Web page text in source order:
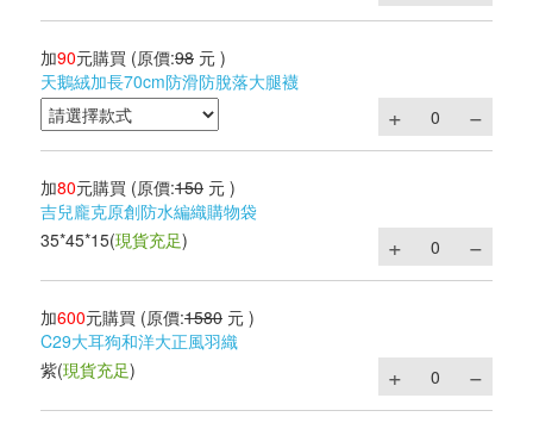
加90元購買 (原價:98 元 )
天鵝絨加長70cm防滑防脫落大腿襪
加80元購買 (原價:150 元 )
吉兒龐克原創防水編織購物袋
35*45*15(現貨充足)
加600元購買 (原價:1580 元 )
C29大耳狗和洋大正風羽織
紫(現貨充足)